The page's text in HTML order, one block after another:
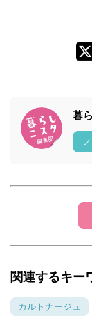
暮
関連するキー
カルトナージュ